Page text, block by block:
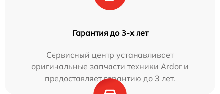
Гарантия до 3-х лет
Сервисный центр устанавливает
оригинальные запчасти техники Ardor и
предоставляет гарантию до 3 лет.